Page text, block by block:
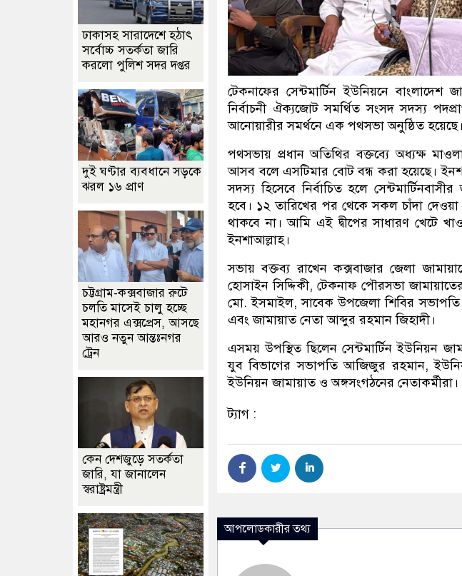
টেকনাফের সেন্টমার্টিন ইউনিয়নে
নির্বাচনী ঐক্যজোট সমর্থিত সংসদ সদস্য
আনোয়ারীর সমর্থনে এক পথসভা অনুষ্ঠিত হয়েছে।
পথসভায় প্রধান অতিথির বক্তব্যে অধ্যক্ষ
আসব বলে এসটিমার বোট বন্ধ করা হয়েছে।
সদস্য হিসেবে নির্বাচিত হলে
হবে। ১২ তারিখের পর থেকে সকল চাঁদা
থাকবে না। আমি এই দ্বীপের সাধারণ খেটে
ইনশাআল্লাহ।
সভায় বক্তব্য রাখেন কক্সবাজার জেলা
হোসাইন সিদ্দিকী, টেকনাফ পৌরসভা
মো. ইসমাইল, সাবেক উপজেলা শিবির
এবং জামায়াত নেতা আব্দুর রহমান জিহাদী।
এসময় উপস্থিত ছিলেন সেন্টমার্টিন ইউনিয়ন
যুব বিভাগের সভাপতি আজিজুর রহমান,
ইউনিয়ন জামায়াত ও অঙ্গসংগঠনের নেতাকর্মীরা।
ট্যাগ :
আপলোডকারীর তথ্য
ঢাকাসহ সারাদেশে হঠাৎ
সর্বোচ্চ সতর্কতা জা‌রি
করলো পুলিশ সদর দপ্তর
দুই ঘণ্টার ব্যবধানে সড়কে
ঝরল ১৬ প্রাণ
চট্টগ্রাম-কক্সবাজার রুটে
চলতি মাসেই চালু হচ্ছে
মহানগর এক্সপ্রেস, আসছে
আরও নতুন আন্তঃনগর
ট্রেন
কেন দেশজুড়ে সতর্কতা
জারি, যা জানালেন
স্বরাষ্ট্রমন্ত্রী